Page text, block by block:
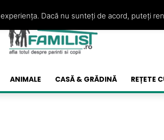
ANIMALE CASĂ & GRĂDINĂ REȚETE
Dacă nu sunteți de acord, puteți